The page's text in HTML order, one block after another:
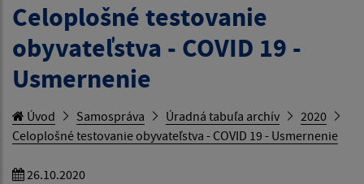
Celoplošné testovanie
obyvateľstva - COVID 19 -
Usmernenie
Úvod Samospráva Úradná tabuľa archív
2020
Celoplošné testovanie obyvateľstva - COVID 19 - Usmernenie
26.10.2020